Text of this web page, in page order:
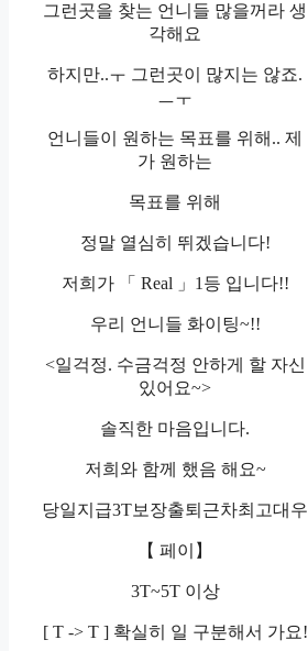
그런곳을 찾는 언니들 많을꺼라 생
각해요
하지만..ㅜ 그런곳이 많지는 않죠.
ㅡㅜ
언니들이 원하는 목표를 위해.. 제
가 원하는
목표를 위해
정말 열심히 뛰겠습니다!
저희가 「 Real 」1등 입니다!!
우리 언니들 화이팅~!!
<일걱정. 수금걱정 안하게 할 자신
있어요~>
솔직한 마음입니다.
저희와 함께 했음 해요~
당일지급3T보장출퇴근차최고대우
【 페이】
3T~5T 이상
[ T -> T ] 확실히 일 구분해서 가요!